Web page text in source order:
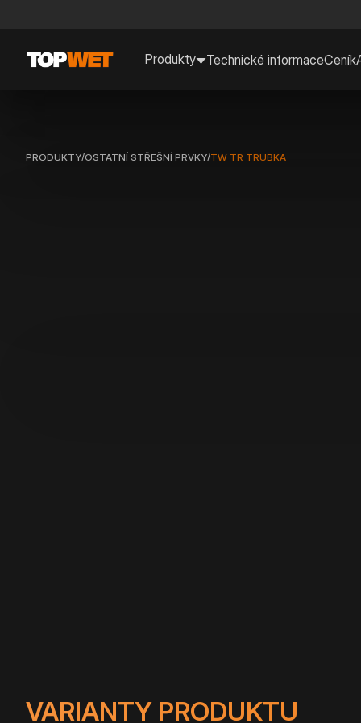
Produkty Technické informaceCeník
PRODUKTY/OSTATNÍ STŘEŠNÍ PRVKY/TW TR TRUBKA
VARIANTY PRODUKTU